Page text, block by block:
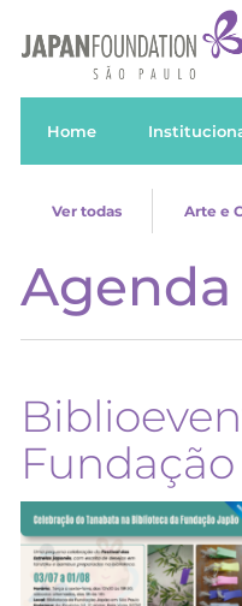
Home
Ver todas Arte e